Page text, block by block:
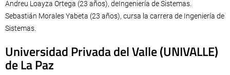
Andreu Loayza Ortega (23 años), deIngeniería de Sistemas.
Sebastián Morales Yabeta (23 años), cursa la carrera de Ingeniería de
Sistemas.
Universidad Privada del Valle (UNIVALLE)
de La Paz